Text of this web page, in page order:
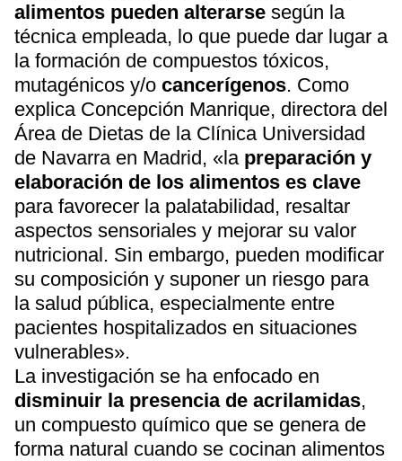
alimentos pueden alterarse según la
técnica empleada, lo que puede dar lugar a
la formación de compuestos tóxicos,
mutagénicos y/o cancerígenos. Como
explica Concepción Manrique, directora del
Área de Dietas de la Clínica Universidad
de Navarra en Madrid, «la preparación y
elaboración de los alimentos es clave
para favorecer la palatabilidad, resaltar
aspectos sensoriales y mejorar su valor
nutricional. Sin embargo, pueden modificar
su composición y suponer un riesgo para
la salud pública, especialmente entre
pacientes hospitalizados en situaciones
vulnerables».
La investigación se ha enfocado en
disminuir la presencia de acrilamidas,
un compuesto químico que se genera de
forma natural cuando se cocinan alimentos